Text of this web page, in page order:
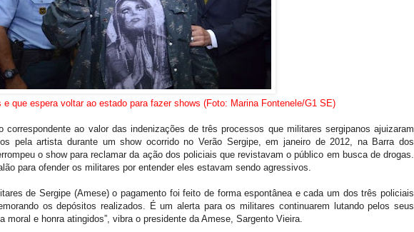
que espera voltar ao estado para fazer shows (Foto: Marina Fontenele/G1 SE)
correspondente ao valor das indenizações de três processos que militares sergipanos ajuizaram
pela artista durante um show ocorrido no Verão Sergipe, em janeiro de 2012, na Barra dos
o show para reclamar da ação dos policiais que revistavam o público em busca de drogas.
para ofender os militares por entender eles estavam sendo agressivos.
de Sergipe (Amese) o pagamento foi feito de forma espontânea e cada um dos três policiais
os depósitos realizados. É um alerta para os militares continuarem lutando pelos seus
moral e honra atingidos”, vibra o presidente da Amese, Sargento Vieira.